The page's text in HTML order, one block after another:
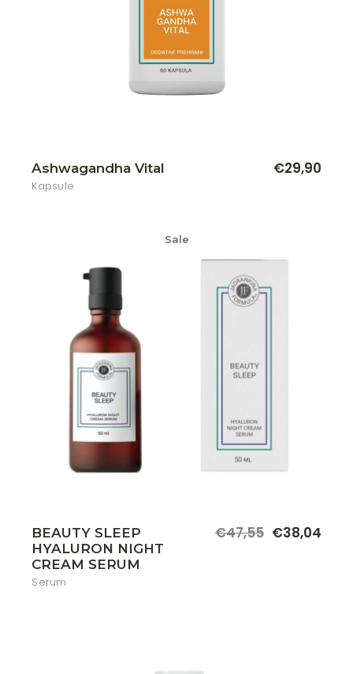
Ashwagandha Vital
Kapsule
€29,90
Sale
BEAUTY SLEEP
HYALURON NIGHT
CREAM SERUM
Serum
€47,55 €38,04